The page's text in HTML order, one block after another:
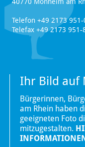
Telefon +49 2173 951-
Telefax +49 2173 951-
Ihr Bild auf
Bürgerinnen,
am Rhein haben
geeigneten Foto
mitzugestalten.